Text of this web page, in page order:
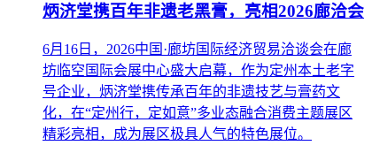
炳济堂携百年非遗老黑膏，亮相2026廊洽会
6月16日，2026中国·廊坊国际经济贸易洽谈会在廊
坊临空国际会展中心盛大启幕，作为定州本土老字
号企业，炳济堂携传承百年的非遗技艺与膏药文
化，在“定州行，定如意”多业态融合消费主题展区
精彩亮相，成为展区极具人气的特色展位。